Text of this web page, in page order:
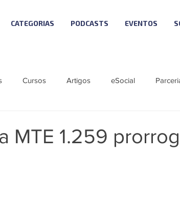
CATEGORIAS PODCASTS EVENTOS
Cursos Artigos eSocial
MTE 1.259